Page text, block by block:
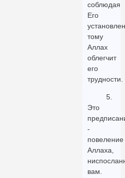
соблюдая
Его
тому
Аллах
облегчит
его
трудности.
5.
Это
-
повеление
Аллаха,
вам.